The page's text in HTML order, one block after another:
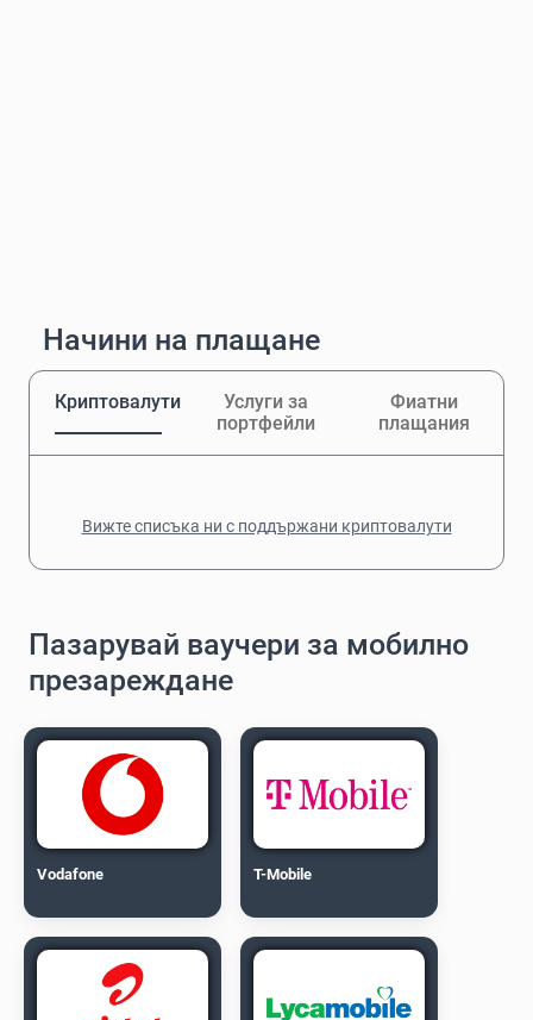
Начини на плащане
Криптовалути
Услуги за
портфейли
Фиатни
плащания
Вижте списъка ни с поддържани криптовалути
Пазарувай ваучери за мобилно
презареждане
Vodafone T-Mobile